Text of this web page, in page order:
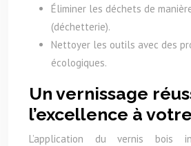
Éliminer les déchets de
(déchetterie).
Nettoyer les outils avec des
écologiques.
Un vernissage
l’excellence à
L’application du vernis bois